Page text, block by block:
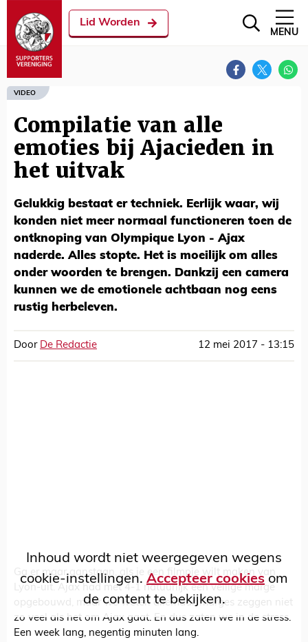
Lid Worden
MENU
VIDEO
Compilatie van alle
emoties bij Ajacieden in
het uitvak
Gelukkig bestaat er techniek. Eerlijk waar, wij
konden niet meer normaal functioneren toen de
ontknoping van Olympique Lyon - Ajax
naderde. Alles stopte. Het is moeilijk om alles
onder woorden te brengen. Dankzij een camera
kunnen we de emotionele achtbaan nog eens
rustig herbeleven.
Door De Redactie 12 mei 2017 - 13:15
Inhoud wordt niet weergegeven wegens
cookie-instellingen. Accepteer cookiesom
de content te bekijken.
Ga er maar aanstaan, als je een filmpje wilt maken van
Lyon-uit. Ajax had met 4-1 natuurlijk een veilige marge
opgebouwd, maar we weten allemaal: marges zeggen niet
zo veel als het om Ajax gaat. En dus zaten we in de stress.
Een week lang, negentig minuten lang.